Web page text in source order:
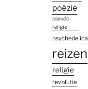
poëzie
pseudo-
religie
psychedelica
reizen
religie
revolutie